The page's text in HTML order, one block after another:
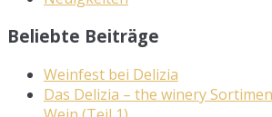
Beliebte Beiträge
Weinfest bei Delizia
Das Delizia – the winery